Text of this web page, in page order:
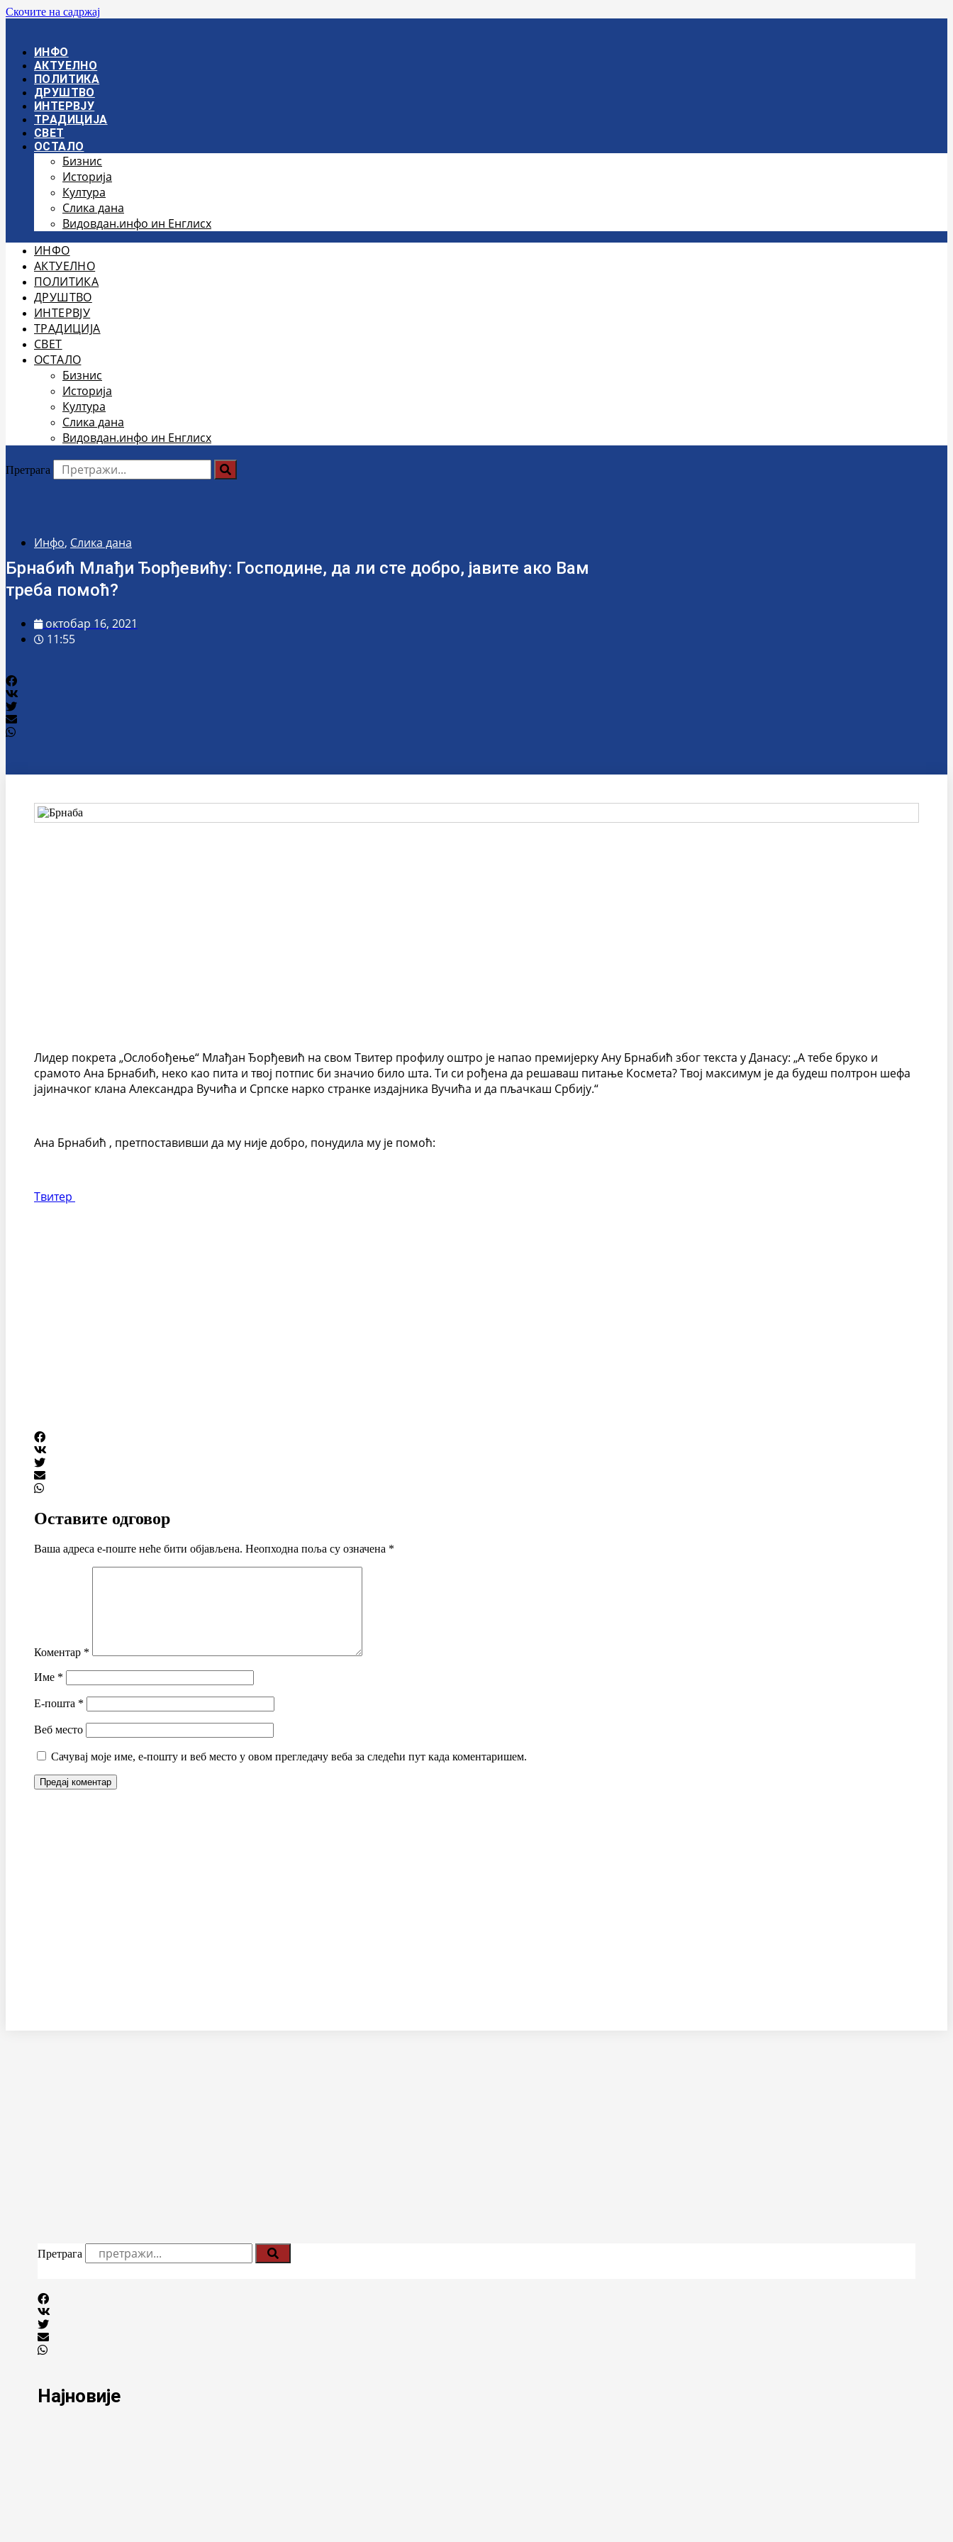
Скочите на садржај
ИНФО
АКТУЕЛНО
ПОЛИТИКА
ДРУШТВО
ИНТЕРВЈУ
ТРАДИЦИЈА
СВЕТ
ОСТАЛО
Бизнис
Историја
Култура
Слика дана
Видовдан.инфо ин Енглисх
ИНФО
АКТУЕЛНО
ПОЛИТИКА
ДРУШТВО
ИНТЕРВЈУ
ТРАДИЦИЈА
СВЕТ
ОСТАЛО
Бизнис
Историја
Култура
Слика дана
Видовдан.инфо ин Енглисх
Претрага
Инфо, Слика дана
Брнабић Млађи Ђорђевићу: Господине, да ли сте добро, јавите ако Вам
треба помоћ?
октобар 16, 2021
11:55
Лидер покрета „Ослобођење“ Млађан Ђорђевић на свом Твитер профилу оштро је напао премијерку Ану Брнабић због текста у Данасу: „А тебе бруко и
срамото Ана Брнабић, неко као пита и твој потпис би значио било шта. Ти си рођена да решаваш питање Космета? Твој максимум је да будеш полтрон шефа
јајиначког клана Александра Вучића и Српске нарко странке издајника Вучића и да пљачкаш Србију.“
Ана Брнабић , претпоставивши да му није добро, понудила му је помоћ:
Твитер
Оставите одговор
Ваша адреса е-поште неће бити објављена. Неопходна поља су означена *
Коментар *
Име *
Е-пошта *
Веб место
Сачувај моје име, е-пошту и веб место у овом прегледачу веба за следећи пут када коментаришем.
Претрага
Најновије